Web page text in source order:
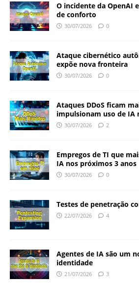
O incidente da OpenAI
de conforto
30/07/2026 0
Ataque cibernético
expõe nova fronteira
30/07/2026 0
Ataques DDoS ficam
impulsionam uso de IA
30/07/2026 2
Empregos de TI que
IA nos próximos 3 anos
30/07/2026 0
Testes de penetração
22/07/2026 4
Agentes de IA são um
identidade
21/07/2026 3